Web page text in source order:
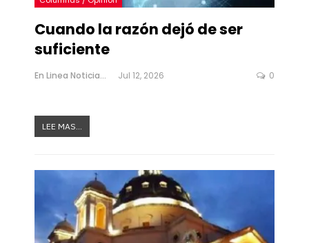
Cuando la razón dejó de ser
suficiente
En Linea Noticias Jul 12, 2026 0
LEE MAS...